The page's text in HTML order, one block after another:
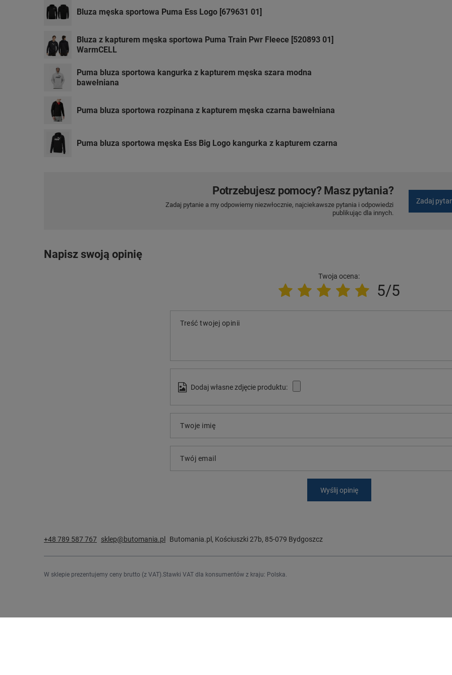
Bluza męska sportowa Puma Ess Logo [679631 01]
Bluza z kapturem męska sportowa Puma Train Pwr Fleece [520893 01]
WarmCELL
Puma bluza sportowa kangurka z kapturem męska szara modna
bawełniana
Puma bluza sportowa rozpinana z kapturem męska czarna bawełniana
Puma bluza sportowa męska Ess Big Logo kangurka z kapturem czarna
Potrzebujesz pomocy? Masz pytania?
Zadaj pytanie a my odpowiemy niezwłocznie, najciekawsze pytania i odpowiedzi
publikując dla innych.
Zadaj
Napisz swoją opinię
Twoja ocena:
5/5
Treść twojej opinii
Dodaj własne zdjęcie produktu:
Twoje imię
Twój email
Wyślij opinię
+48 789 587 767 sklep@butomania.pl Butomania.pl , Kościuszki 27b, 85-079 Bydgoszcz
W sklepie prezentujemy ceny brutto (z VAT). Stawki VAT dla konsumentów z kraju: Polska